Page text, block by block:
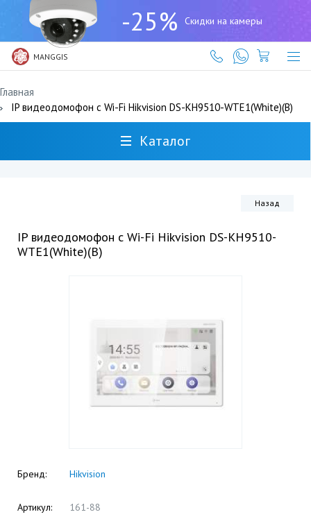
-25% Скидки на камеры
MANGGIS
(727)
317-
61-
61
Главная
IP видеодомофон c Wi-Fi Hikvision DS-KH9510-WTE1(White)(B)
Каталог
Назад
IP видеодомофон c Wi-Fi Hikvision DS-KH9510-
WTE1(White)(B)
Бренд: Hikvision
Артикул: 161-88